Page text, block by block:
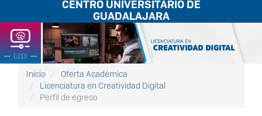
CENTRO UNIVERSITARIO DE
GUADALAJARA
Listón
FullScreen
Inicio
Oferta Académica
Licenciatura en Creatividad Digital
Perfil de egreso